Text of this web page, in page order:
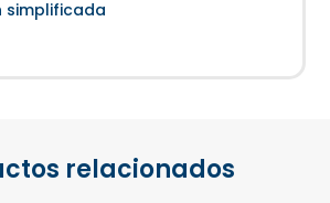
simplificada
relacionados